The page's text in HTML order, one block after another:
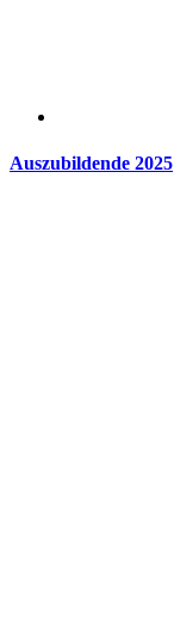
Auszubildende 2025